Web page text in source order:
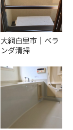
大網白里市│ベラ
ンダ清掃